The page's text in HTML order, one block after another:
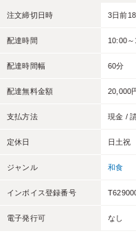
注文締切日時 3日前
配達時間 10:00
配達時間幅 60分
配達無料金額 20,000
支払方法 現金 /
定休日 日土祝
ジャンル 和食
インボイス登録番号
電子発行可 なし